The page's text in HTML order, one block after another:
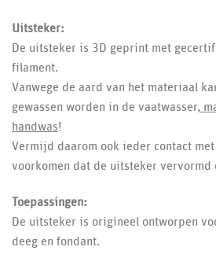
Uitsteker:
De uitsteker is 3D geprint met
filament.
Vanwege de aard van het materiaal
gewassen worden in de vaatwasser,
handwas!
Vermijd daarom ook ieder contact
voorkomen dat de uitsteker vervormd
Toepassingen:
De uitsteker is origineel ontworpen
deeg en fondant.